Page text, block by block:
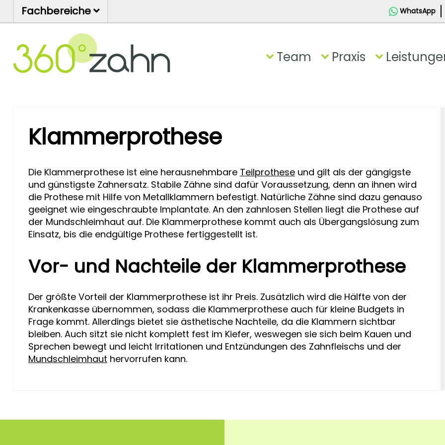
Fachbereiche WhatsApp
Team Praxis
Klammerprothese
Die Klammerprothese ist eine herausnehmbare Teilprothese und gilt als der gängigste
und günstigste Zahnersatz. Stabile Zähne sind dafür Voraussetzung, denn an ihnen wird
die Prothese mit Hilfe von Metallklammern befestigt. Natürliche Zähne sind dazu genauso
geeignet wie eingeschraubte Implantate. An den zahnlosen Stellen liegt die Prothese auf
der Mundschleimhaut auf. Die Klammerprothese kommt auch als Übergangslösung zum
Einsatz, bis die endgültige Prothese fertiggestellt ist.
Vor- und Nachteile der Klammerprothese
Der größte Vorteil der Klammerprothese ist ihr Preis. Zusätzlich wird die Hälfte von der
Krankenkasse übernommen, sodass die Klammerprothese auch für kleine Budgets in
Frage kommt. Allerdings bietet sie ästhetische Nachteile, da die Klammern sichtbar
bleiben. Auch sitzt sie nicht komplett fest im Kiefer, weswegen sie sich beim Kauen und
Sprechen bewegt und leicht Irritationen und Entzündungen des Zahnfleischs und der
Mundschleimhaut hervorrufen kann.